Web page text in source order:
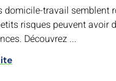
domicile-travail semblent
risques peuvent avoir
Découvrez ...